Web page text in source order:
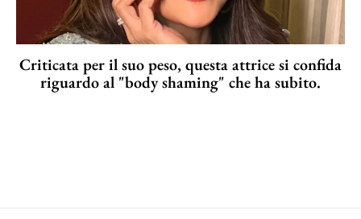
Criticata per il suo peso, questa attrice si confida
riguardo al "body shaming" che ha subito.